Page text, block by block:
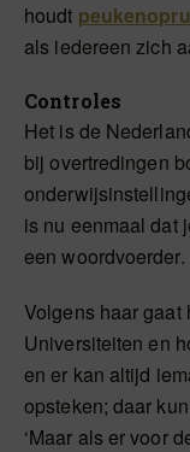
houdt
als iedereen zich
Controles
Het is de
bij overtredingen
is nu eenmaal dat
een woordvoerder.
Volgens haar gaat
Universiteiten en
en er kan altijd
opsteken; daar
‘Maar als er voor